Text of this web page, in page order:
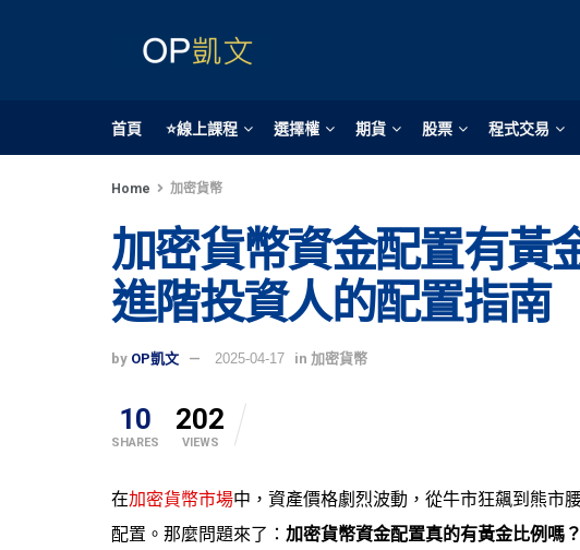
首頁 ⭐線上課程 選擇權 期貨 股票 程式交易
Home 加密貨幣
加密貨幣資金配置有黃
進階投資人的配置指南
by OP凱文 2025-04-17 in 加密貨幣
10
SHARES
202
VIEWS
在加密貨幣市場中，資產價格劇烈波動，從牛市狂飆到熊市
配置。那麼問題來了： 加密貨幣資金配置真的有黃金比例嗎？